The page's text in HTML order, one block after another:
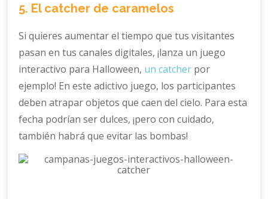
5. El catcher de caramelos
Si quieres aumentar el tiempo que tus visitantes
pasan en tus canales digitales, ¡lanza un juego
interactivo para Halloween, un catcher por
ejemplo! En este adictivo juego, los participantes
deben atrapar objetos que caen del cielo. Para esta
fecha podrían ser dulces, ¡pero con cuidado,
también habrá que evitar las bombas!